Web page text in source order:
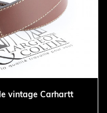
vintage Carhartt